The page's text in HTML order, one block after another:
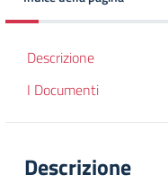
Descrizione
I Documenti
Descrizione